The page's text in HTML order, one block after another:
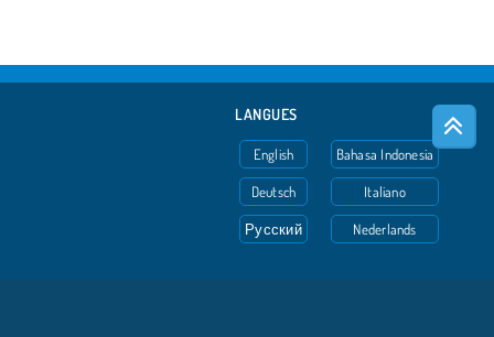
LANGUES
English
Deutsch
Русский
Bahasa Indonesia
Italiano
Nederlands